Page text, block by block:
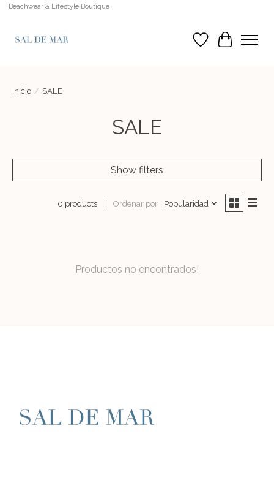
Beachwear & Lifestyle Boutique
Lista de deseos
Cesta
Inicio / SALE
SALE
Show filters
0 products Ordenar por Popularidad
Productos no encontrados!